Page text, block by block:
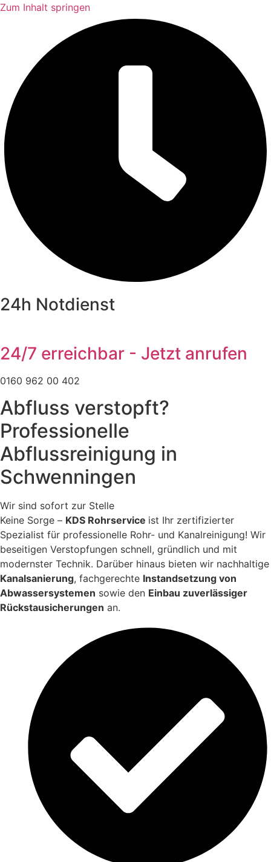
Zum Inhalt springen
24h Notdienst
24/7 erreichbar - Jetzt anrufen
0160 962 00 402
Abfluss verstopft?
Professionelle
Abflussreinigung in
Schwenningen
Wir sind sofort zur Stelle
Keine Sorge – KDS Rohrservice ist Ihr zertifizierter
Spezialist für professionelle Rohr- und Kanalreinigung! Wir
beseitigen Verstopfungen schnell, gründlich und mit
modernster Technik. Darüber hinaus bieten wir nachhaltige
Kanalsanierung, fachgerechte Instandsetzung von
Abwassersystemen sowie den Einbau zuverlässiger
Rückstausicherungen an.